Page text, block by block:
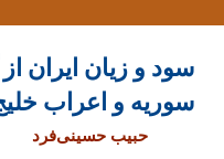
سود و زیان ایران
سوریه و اعراب
حبیب حسینی‌فرد